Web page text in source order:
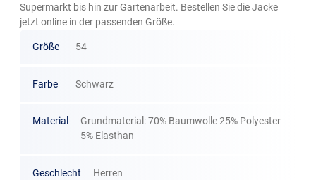
Supermarkt bis hin zur Gartenarbeit. Bestellen Sie die Jacke
jetzt online in der passenden Größe.
Größe 54
Farbe Schwarz
Material
Grundmaterial: 70% Baumwolle 25% Polyester
5% Elasthan
Geschlecht Herren